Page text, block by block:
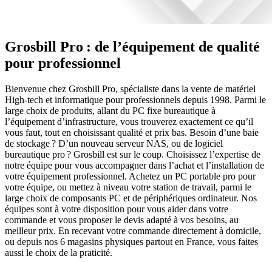
Grosbill Pro : de l’équipement de qualité
pour professionnel
Bienvenue chez Grosbill Pro, spécialiste dans la vente de matériel
High-tech et informatique pour professionnels depuis 1998. Parmi le
large choix de produits, allant du PC fixe bureautique à
l’équipement d’infrastructure, vous trouverez exactement ce qu’il
vous faut, tout en choisissant qualité et prix bas. Besoin d’une baie
de stockage ? D’un nouveau serveur NAS, ou de logiciel
bureautique pro ? Grosbill est sur le coup. Choisissez l’expertise de
notre équipe pour vous accompagner dans l’achat et l’installation de
votre équipement professionnel. Achetez un PC portable pro pour
votre équipe, ou mettez à niveau votre station de travail, parmi le
large choix de composants PC et de périphériques ordinateur. Nos
équipes sont à votre disposition pour vous aider dans votre
commande et vous proposer le devis adapté à vos besoins, au
meilleur prix. En recevant votre commande directement à domicile,
ou depuis nos 6 magasins physiques partout en France, vous faites
aussi le choix de la praticité.